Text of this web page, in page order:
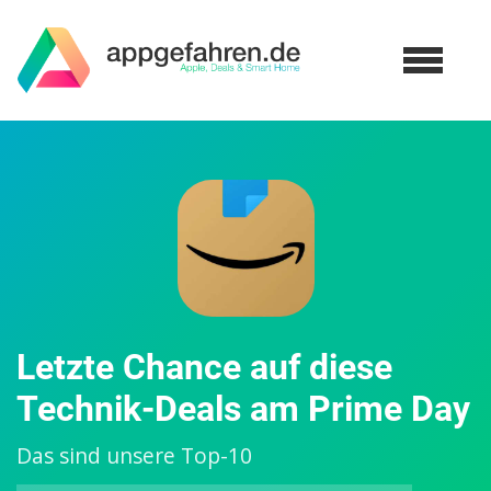
Letzte Chance auf diese
Technik-Deals am Prime Day
Das sind unsere Top-10